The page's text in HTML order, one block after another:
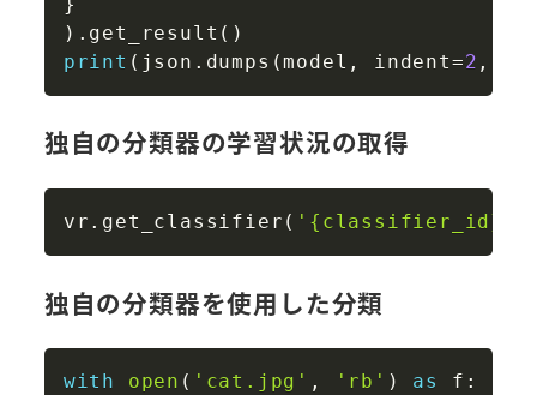
) . get_result ( )
print ( json . dumps (model , indent=2 ,
独自の分類器の学習状況の取得
vr . get_classifier ( '{classifier_id}'
Copy
独自の分類器を使用した分類
with open ( 'cat.jpg' , 'rb' ) as f :
Copy